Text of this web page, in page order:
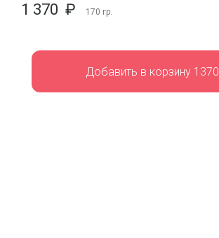
1 370 ₽ 170 гр.
Добавить в корзину 1370